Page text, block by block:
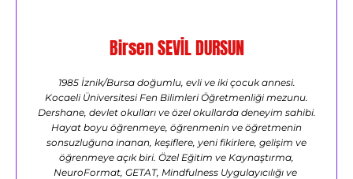
Birsen SEVİL DURSUN
1985 İznik/Bursa doğumlu, evli ve iki çocuk annesi.
Kocaeli Üniversitesi Fen Bilimleri Öğretmenliği mezunu.
Dershane, devlet okulları ve özel okullarda deneyim sahibi.
Hayat boyu öğrenmeye, öğrenmenin ve öğretmenin
sonsuzluğuna inanan, keşiflere, yeni fikirlere, gelişim ve
öğrenmeye açık biri. Özel Eğitim ve Kaynaştırma,
NeuroFormat, GETAT, Mindfulness Uygulayıcılığı ve